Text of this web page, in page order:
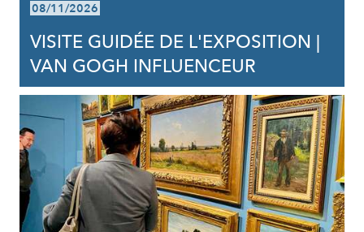
08/11/2026
VISITE GUIDÉE DE L'EXPOSITION |
VAN GOGH INFLUENCEUR